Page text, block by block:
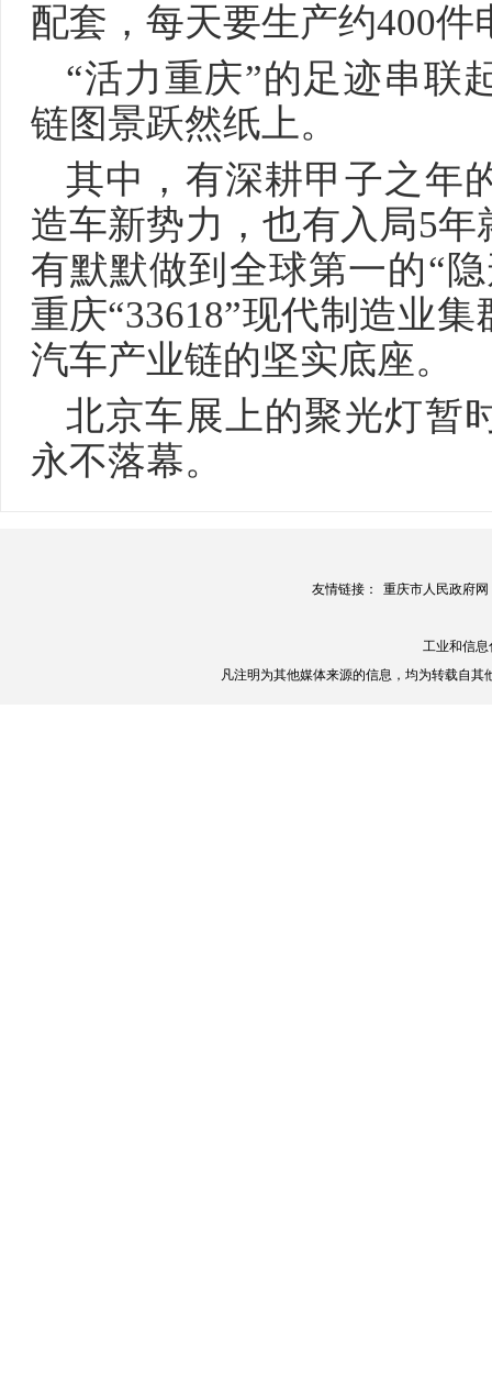
配套，每天要生产约400件
“活力重庆”的足迹串联
链图景跃然纸上。
其中，有深耕甲子之年
造车新势力，也有入局5
有默默做到全球第一的“
重庆“33618”现代制造业
汽车产业链的坚实底座。
北京车展上的聚光灯暂
永不落幕。
友情链接： 重庆市人民政府网
工业和信
凡注明为其他媒体来源的信息，均为转载自